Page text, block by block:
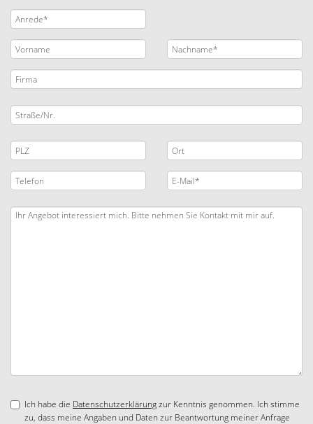
Ich habe die Datenschutzerklärungzur Kenntnis genommen. Ich stimme
zu, dass meine Angaben und Daten zur Beantwortung meiner Anfrage